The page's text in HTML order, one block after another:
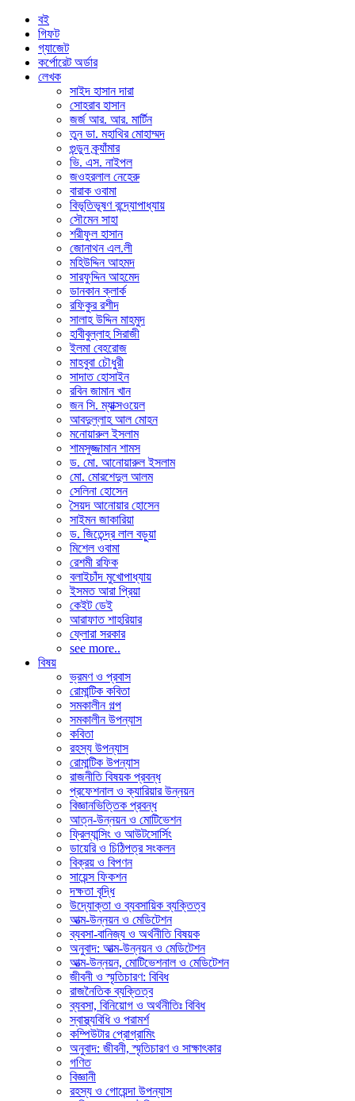
বই
গিফট
গ্যাজেট
কর্পোরেট অর্ডার
লেখক
সাইদ হাসান দারা
সোহরাব হাসান
জর্জ আর. আর. মার্টিন
তুন ডা. মহাথির মোহাম্মদ
গুন্ডুন ক্র্যাঁমার
ভি. এস. নাইপল
জওহরলাল নেহেরু
বারাক ওবামা
বিভূতিভূষণ বন্দ্যোপাধ্যায়
সৌমেন সাহা
শরীফুল হাসান
জোনাথন এল.লী
মহিউদ্দিন আহমদ
সারফুদ্দিন আহমেদ
ডানকান ক্লার্ক
রফিকুর রশীদ
সালাহ উদ্দিন মাহমুদ
হাবীবুল্লাহ সিরাজী
ইলমা বেহরোজ
মাহবুবা চৌধুরী
সাদাত হোসাইন
রবিন জামান খান
জন সি. ম্যাক্সওয়েল
আবদুল্লাহ আল মোহন
মনোয়ারুল ইসলাম
শামসুজ্জামান শামস
ড. মো. আনোয়ারুল ইসলাম
মো. মোরশেদুল আলম
সেলিনা হোসেন
সৈয়দ আনোয়ার হোসেন
সাইমন জাকারিয়া
ড. জিতেন্দ্র লাল বড়ুয়া
মিশেল ওবামা
রেশমী রফিক
বলাইচাঁদ মুখোপাধ্যায়
ইসমত আরা প্রিয়া
কেইট ডেই
আরাফাত শাহরিয়ার
ফ্লোরা সরকার
see more..
বিষয়
ভ্রমণ ও প্রবাস
রোমান্টিক কবিতা
সমকালীন গল্প
সমকালীন উপন্যাস
কবিতা
রহস্য উপন্যাস
রোমান্টিক উপন্যাস
রাজনীতি বিষয়ক প্রবন্ধ
প্রফেশনাল ও ক্যারিয়ার উন্নয়ন
বিজ্ঞানভিত্তিক প্রবন্ধ
আত্ন-উন্নয়ন ও মোটিভেশন
ফ্রিল্যান্সিং ও আউটসোর্সিং
ডায়েরি ও চিঠিপত্র সংকলন
বিক্রয় ও বিপণন
সায়েন্স ফিকশন
দক্ষতা বৃদ্ধি
উদ্যোক্তা ও ব্যবসায়িক ব্যক্তিত্ব
আত্ম-উন্নয়ন ও মেডিটেশন
ব্যবসা-বানিজ্য ও অর্থনীতি বিষয়ক
অনুবাদ: আত্ম-উন্নয়ন ও মেডিটেশন
আত্ম-উন্নয়ন, মোটিভেশনাল ও মেডিটেশন
জীবনী ও স্মৃতিচারণ: বিবিধ
রাজনৈতিক ব্যক্তিত্ব
ব্যবসা, বিনিয়োগ ও অর্থনীতিঃ বিবিধ
স্বাস্থ্যবিধি ও পরামর্শ
কম্পিউটার প্রোগ্রামিং
অনুবাদ: জীবনী, স্মৃতিচারণ ও সাক্ষাৎকার
গণিত
বিজ্ঞানী
রহস্য ও গোয়েন্দা উপন্যাস